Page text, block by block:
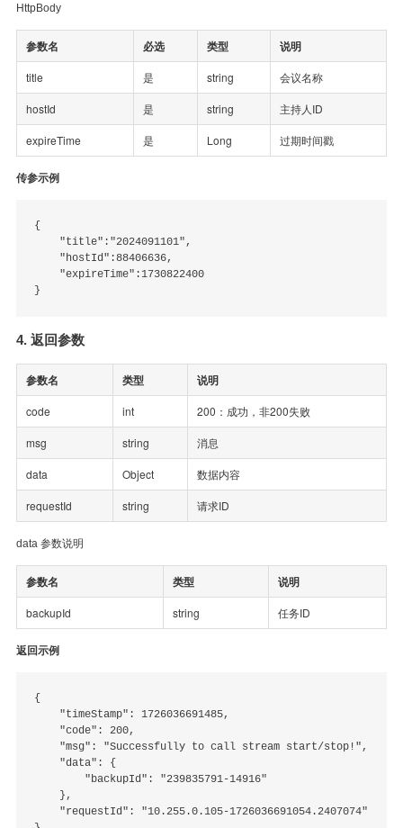
HttpBody
参数名 必选 类型 说明
title 是 string 会议名称
hostId 是 string 主持人ID
expireTime 是 Long 过期时间戳
传参示例
{
    "title":"2024091101",
    "hostId":88406636,
    "expireTime":1730822400
4. 返回参数
参数名 类型 说明
code int 200：成功，非200失败
msg string 消息
data Object 数据内容
requestId string 请求ID
data 参数说明
参数名 类型 说明
backupId string 任务ID
返回示例
{
    "timeStamp": 1726036691485,
    "code": 200,
    "msg": "Successfully to call stream start/stop!",
    "data": {
        "backupId": "239835791-14916"
    },
    "requestId": "10.255.0.105-1726036691054.2407074"